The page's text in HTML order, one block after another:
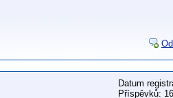
Datum
Příspěvků: 16